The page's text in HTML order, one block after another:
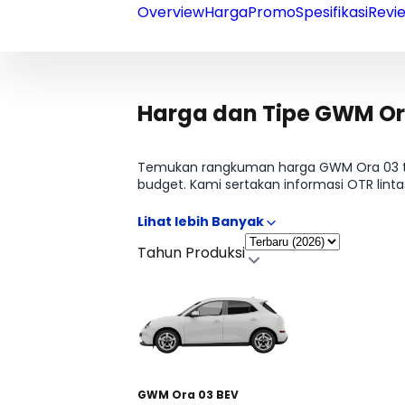
OverviewHargaPromoSpesifikasi
Harga dan Tipe GWM
Temukan rangkuman harga GWM Ora
budget. Kami sertakan informasi OTR
Tahun Produksi
GWM Ora 03 BEV